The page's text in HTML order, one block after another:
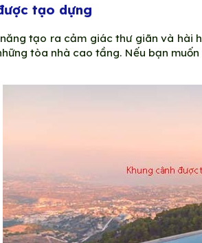
tạo dựng
tạo ra cảm giác thư giãn và hài
tòa nhà cao tầng. Nếu bạn